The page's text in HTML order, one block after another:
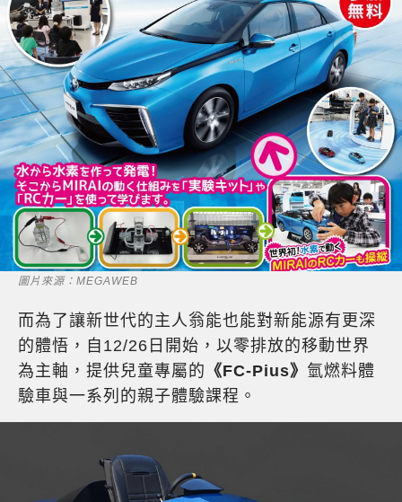
圖片來源：MEGAWEB
而為了讓新世代的主人翁能也能對新能源有更深
的體悟，自12/26日開始，以零排放的移動世界
為主軸，提供兒童專屬的 《FC-Pius》 氫燃料體
驗車與一系列的親子體驗課程。